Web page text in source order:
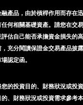
產品，由於槓桿作用而存在
何相關基礎資產。請您在交
估自己能否承擔資金損失的
充分閱讀保證金交易產品披
認定函。
的投資目的、財務狀況或投
、財務狀況或投資需求參考本